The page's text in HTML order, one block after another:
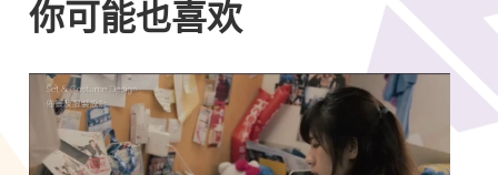
你可能也喜欢